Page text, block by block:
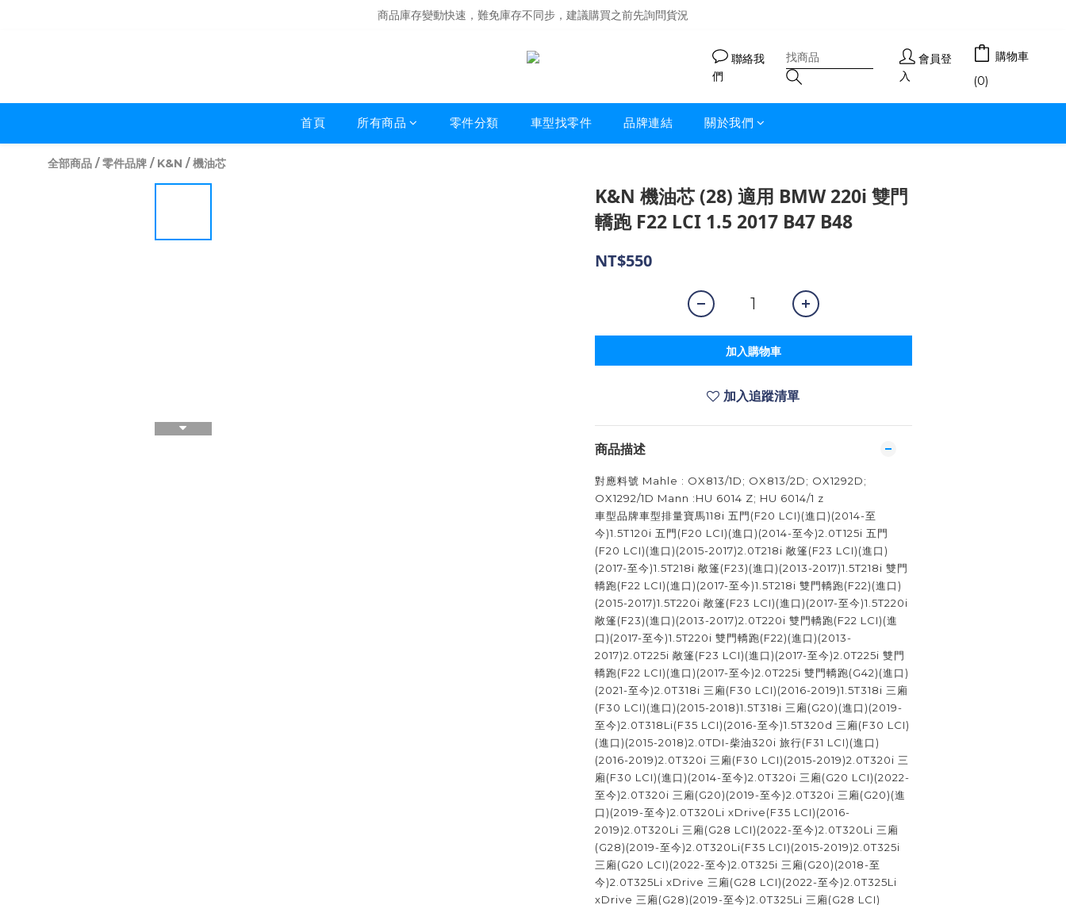
商品庫存變動快速，難免庫存不同步，建議購買之前先詢問貨況
商品庫存變動快速，難免庫存不同步，建議購買之前先詢問貨況
聯絡我
們
會員登
入
購物車
(0)
首頁 所有商品 零件分類 車型找零件 品牌連結 關於我們
全部商品 /零件品牌 / K&N /機油芯
K&N 機油芯 (28) 適用 BMW 220i 雙門
轎跑 F22 LCI 1.5 2017 B47 B48
NT$550
加入購物車
加入追蹤清單
商品描述
對應料號 Mahle : OX813/1D; OX813/2D; OX1292D;
OX1292/1D Mann :HU 6014 Z; HU 6014/1 z
車型品牌車型排量寶馬118i 五門(F20 LCI)(進口)(2014-至
今)1.5T120i 五門(F20 LCI)(進口)(2014-至今)2.0T125i 五門
(F20 LCI)(進口)(2015-2017)2.0T218i 敞篷(F23 LCI)(進口)
(2017-至今)1.5T218i 敞篷(F23)(進口)(2013-2017)1.5T218i 雙門
轎跑(F22 LCI)(進口)(2017-至今)1.5T218i 雙門轎跑(F22)(進口)
(2015-2017)1.5T220i 敞篷(F23 LCI)(進口)(2017-至今)1.5T220i
敞篷(F23)(進口)(2013-2017)2.0T220i 雙門轎跑(F22 LCI)(進
口)(2017-至今)1.5T220i 雙門轎跑(F22)(進口)(2013-
2017)2.0T225i 敞篷(F23 LCI)(進口)(2017-至今)2.0T225i 雙門
轎跑(F22 LCI)(進口)(2017-至今)2.0T225i 雙門轎跑(G42)(進口)
(2021-至今)2.0T318i 三廂(F30 LCI)(2016-2019)1.5T318i 三廂
(F30 LCI)(進口)(2015-2018)1.5T318i 三廂(G20)(進口)(2019-
至今)2.0T318Li(F35 LCI)(2016-至今)1.5T320d 三廂(F30 LCI)
(進口)(2015-2018)2.0TDI-柴油320i 旅行(F31 LCI)(進口)
(2016-2019)2.0T320i 三廂(F30 LCI)(2015-2019)2.0T320i 三
廂(F30 LCI)(進口)(2014-至今)2.0T320i 三廂(G20 LCI)(2022-
至今)2.0T320i 三廂(G20)(2019-至今)2.0T320i 三廂(G20)(進
口)(2019-至今)2.0T320Li xDrive(F35 LCI)(2016-
2019)2.0T320Li 三廂(G28 LCI)(2022-至今)2.0T320Li 三廂
(G28)(2019-至今)2.0T320Li(F35 LCI)(2015-2019)2.0T325i
三廂(G20 LCI)(2022-至今)2.0T325i 三廂(G20)(2018-至
今)2.0T325Li xDrive 三廂(G28 LCI)(2022-至今)2.0T325Li
xDrive 三廂(G28)(2019-至今)2.0T325Li 三廂(G28 LCI)